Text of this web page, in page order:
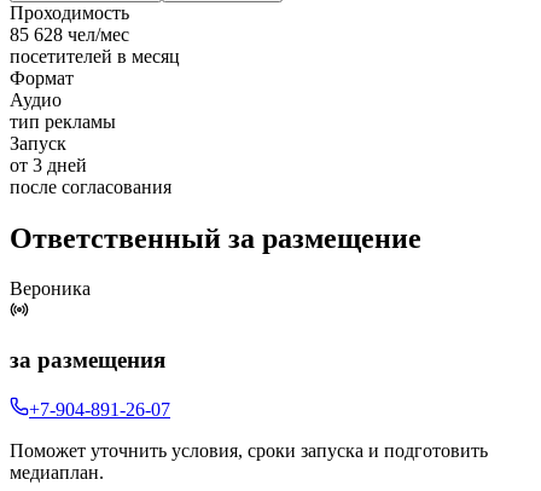
Проходимость
85 628 чел/мес
посетителей в месяц
Формат
Аудио
тип рекламы
Запуск
от 3 дней
после согласования
Ответственный за размещение
Вероника
за размещения
+7-904-891-26-07
Поможет уточнить условия, сроки запуска и подготовить
медиаплан.